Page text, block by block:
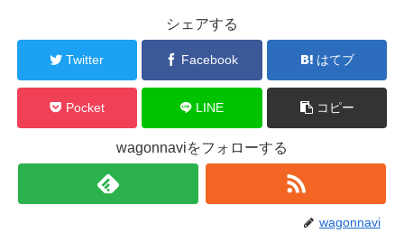
シェアする
Twitter Facebook はてブ
Pocket LINE コピー
wagonnaviをフォローする
wagonnavi